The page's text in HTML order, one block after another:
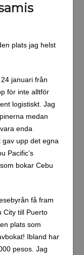
plats jag helst
januari från
för inte alltför
logistiskt. Jag
medan
enda
upp det egna
Pacific’s
bokar Cebu
få fram
City till Puerto
plats som
Ibland har
pesos. Jag